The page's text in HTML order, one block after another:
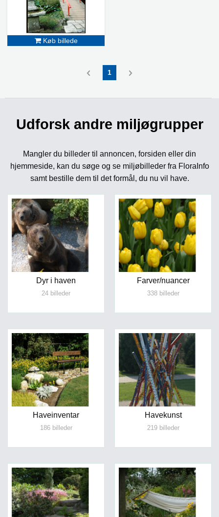
Køb billede
1
Udforsk andre miljøgrupper
Mangler du billeder til annoncen, forsiden eller din
hjemmeside, kan du søge og se miljøbilleder fra FloraInfo
samt bestille dem til det formål, du nu vil have.
Dyr i haven
24 billeder
Farver/nuancer
338 billeder
Haveinventar
186 billeder
Havekunst
219 billeder